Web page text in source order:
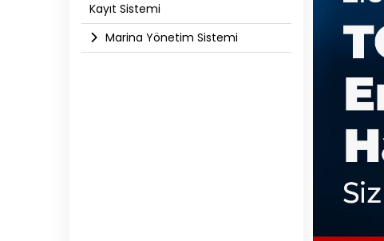
Kayıt Sistemi
Marina Yönetim Sistemi